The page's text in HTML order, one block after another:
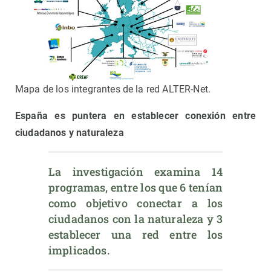
Mapa de los integrantes de la red ALTER-Net.
España es puntera en establecer conexión entre
ciudadanos y naturaleza
La investigación examina 14
programas, entre los que 6 tenían
como objetivo conectar a los
ciudadanos con la naturaleza y 3
establecer una red entre los
implicados.